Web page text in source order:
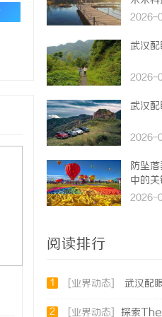
2026-
武汉
2026-
武汉
2026-
防坠
中的
2026-
阅读排行
1 [业界动态] 武汉配
2 [业界动态] 探索The Row：